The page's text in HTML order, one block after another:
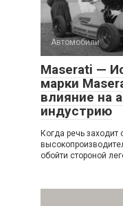
Автомобили
Maserati —
марки
влияние на
индустрию
Когда речь заходит
обойти стороной